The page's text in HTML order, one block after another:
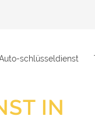
schlüsseldienst
IN